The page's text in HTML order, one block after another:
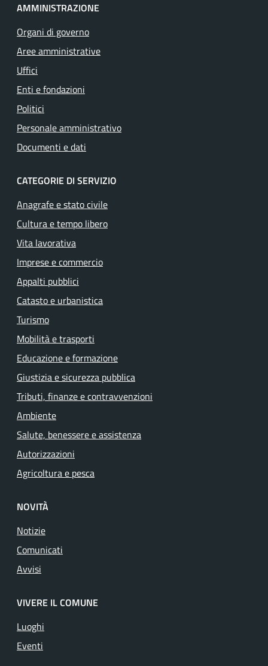
AMMINISTRAZIONE
Organi di governo
Aree amministrative
Uffici
Enti e fondazioni
Politici
Personale amministrativo
Documenti e dati
CATEGORIE DI SERVIZIO
Anagrafe e stato civile
Cultura e tempo libero
Vita lavorativa
Imprese e commercio
Appalti pubblici
Catasto e urbanistica
Turismo
Mobilità e trasporti
Educazione e formazione
Giustizia e sicurezza pubblica
Tributi, finanze e contravvenzioni
Ambiente
Salute, benessere e assistenza
Autorizzazioni
Agricoltura e pesca
NOVITÀ
Notizie
Comunicati
Avvisi
VIVERE IL COMUNE
Luoghi
Eventi